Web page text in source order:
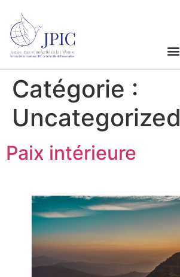
Catégorie :
Uncategorized
Paix intérieure